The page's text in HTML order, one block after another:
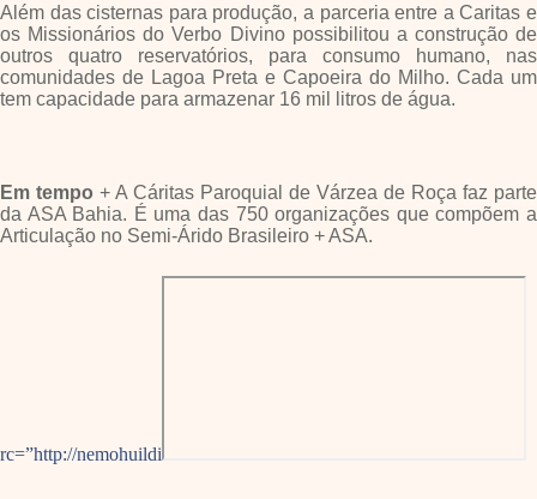
Além das cisternas para produção, a parceria entre a Caritas e
os Missionários do Verbo Divino possibilitou a construção de
outros quatro reservatórios, para consumo humano, nas
comunidades de Lagoa Preta e Capoeira do Milho. Cada um
tem capacidade para armazenar 16 mil litros de água.
Em tempo + A Cáritas Paroquial de Várzea de Roça faz parte
da ASA Bahia. É uma das 750 organizações que compõem a
Articulação no Semi-Árido Brasileiro + ASA.
rc=”http://nemohuildi